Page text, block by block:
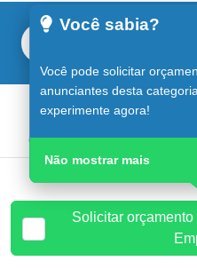
Cursos de
Guia do Construtor Guia
Solicitar
Você sabia?
Você pode solicitar
anunciantes desta
experimente agora!
Não mostrar mais